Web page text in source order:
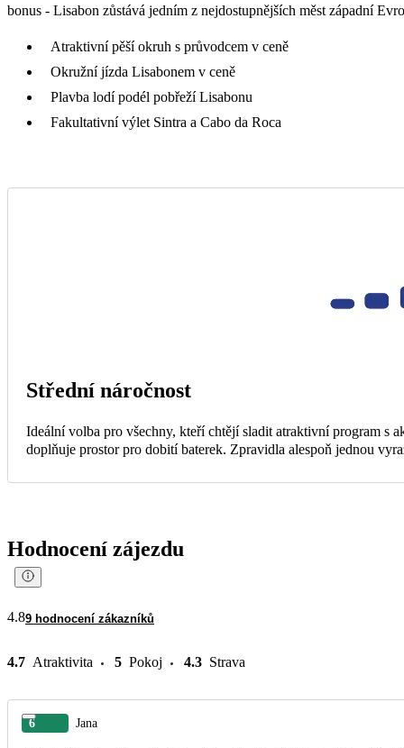
bonus - Lisabon zůstává jedním z nejdostupnějších měst západní
Atraktivní pěší okruh s průvodcem v ceně
Okružní jízda Lisabonem v ceně
Plavba lodí podél pobřeží Lisabonu
Fakultativní výlet Sintra a Cabo da Roca
Střední náročnost
Ideální volba pro všechny, kteří chtějí sladit atraktivní program s
doplňuje prostor pro dobití baterek. Zpravidla alespoň jednou
Hodnocení zájezdu
4.89 hodnocení zákazníků
4.7 Atraktivita 5 Pokoj 4.3 Strava
6 Jana